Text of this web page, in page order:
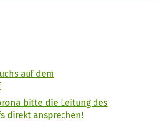
auf dem
bitte die Leitung des
direkt ansprechen!